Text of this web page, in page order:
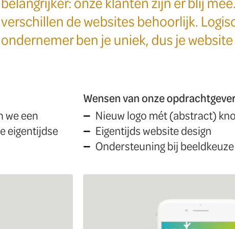
verschillen de websites behoorlijk.
ondernemer ben je uniek, dus je
we een
eigentijdse
Wensen van onze
Nieuw logo mét (abstract)
Eigentijds website design
Ondersteuning bij beeldkeuze